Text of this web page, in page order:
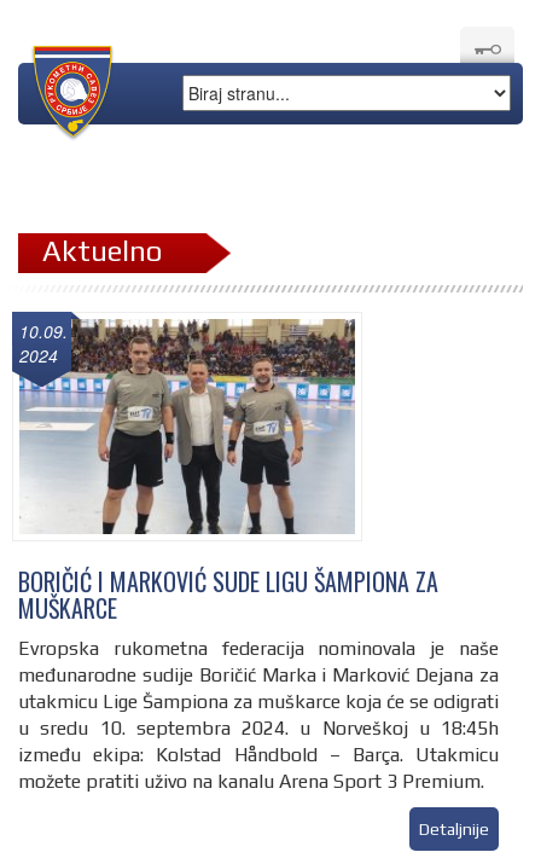
Aktuelno
10.09.
2024
BORIČIĆ I MARKOVIĆ SUDE LIGU ŠAMPIONA ZA
MUŠKARCE
Evropska rukometna federacija nominovala je naše
međunarodne sudije Boričić Marka i Marković Dejana za
utakmicu Lige Šampiona za muškarce koja će se odigrati
u sredu 10. septembra 2024. u Norveškoj u 18:45h
između ekipa: Kolstad Håndbold – Barça. Utakmicu
možete pratiti uživo na kanalu Arena Sport 3 Premium.
Detaljnije